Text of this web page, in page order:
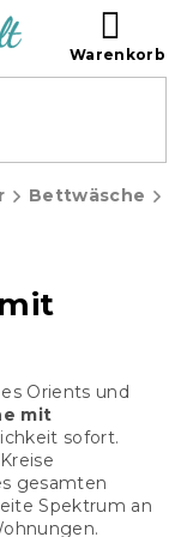
Bettwäsche
Orients und
mit
sofort.
gesamten
Spektrum an